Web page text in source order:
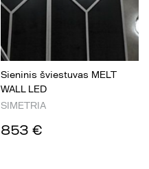
Sieninis šviestuvas MELT
WALL LED
SIMETRIA
853 €